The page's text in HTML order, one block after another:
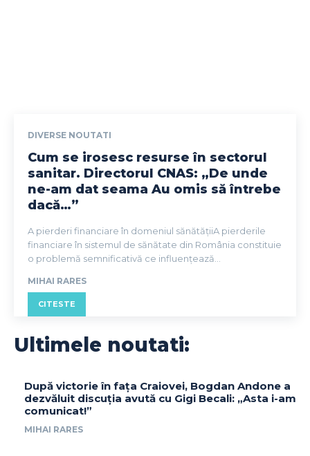
DIVERSE NOUTATI
Cum se irosesc resurse în sectorul
sanitar. Directorul CNAS: „De unde
ne-am dat seama Au omis să întrebe
dacă…”
A pierderi financiare în domeniul sănătățiiA pierderile
financiare în sistemul de sănătate din România constituie
o problemă semnificativă ce influențează...
MIHAI RARES
CITESTE
Ultimele noutati:
După victorie în fața Craiovei, Bogdan Andone a
dezvăluit discuția avută cu Gigi Becali: „Asta i-am
comunicat!”
MIHAI RARES